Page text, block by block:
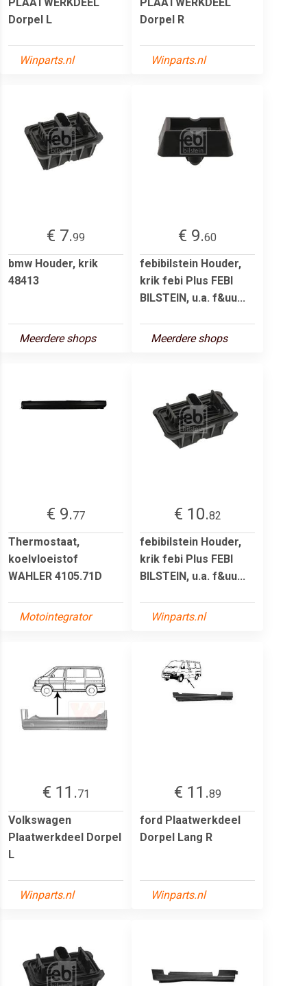
Dorpel L
Winparts.nl
Dorpel R
Winparts.nl
€ 7.99
bmw Houder, krik
48413
Meerdere shops
€ 9.60
febibilstein Houder,
krik febi Plus FEBI
BILSTEIN, u.a. f&uu...
Meerdere shops
€ 9.77
Thermostaat,
koelvloeistof
WAHLER 4105.71D
Motointegrator
€ 10.82
febibilstein Houder,
krik febi Plus FEBI
BILSTEIN, u.a. f&uu...
Winparts.nl
€ 11.71
Volkswagen
Plaatwerkdeel Dorpel
L
Winparts.nl
€ 11.89
ford Plaatwerkdeel
Dorpel Lang R
Winparts.nl